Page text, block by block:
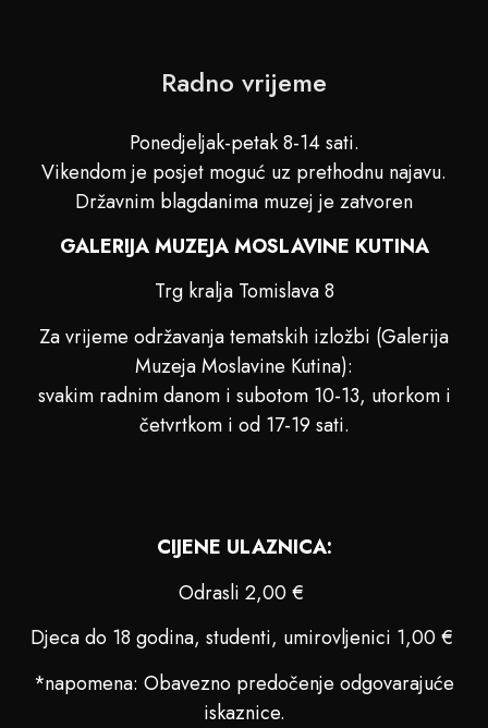
Radno vrijeme
Ponedjeljak-petak 8-14 sati.
Vikendom je posjet moguć uz prethodnu najavu.
Državnim blagdanima muzej je zatvoren
GALERIJA MUZEJA MOSLAVINE KUTINA
Trg kralja Tomislava 8
Za vrijeme održavanja tematskih izložbi (Galerija
Muzeja Moslavine Kutina):
svakim radnim danom i subotom 10-13, utorkom i
četvrtkom i od 17-19 sati.
CIJENE ULAZNICA:
Odrasli 2,00 €
Djeca do 18 godina, studenti, umirovljenici 1,00 €
*napomena: Obavezno predočenje odgovarajuće
iskaznice.